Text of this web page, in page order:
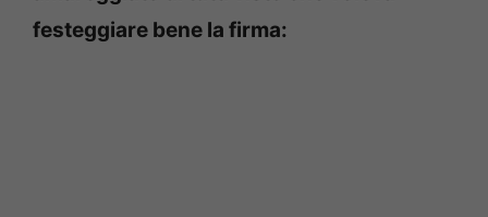
festeggiare bene la firma: